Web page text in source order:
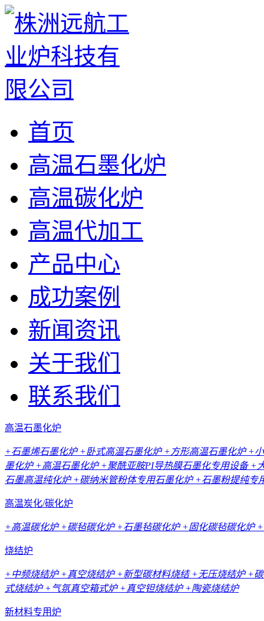
首页
高温石墨化炉
高温碳化炉
高温代加工
产品中心
成功案例
新闻资讯
关于我们
联系我们
高温石墨化炉
+石墨烯石墨化炉+卧式高温石墨化炉+方形高温石墨化炉+
墨化炉+高温石墨化炉+聚酰亚胺PI导热膜石墨化专用设备 +
石墨高温纯化炉+碳纳米管粉体专用石墨化炉+石墨粉提纯专
高温炭化/碳化炉
+高温碳化炉+碳毡碳化炉+石墨毡碳化炉+固化碳毡碳化炉
烧结炉
+中频烧结炉+真空烧结炉+新型碳材料烧结+无压烧结炉+
式烧结炉+气氛真空箱式炉+真空钽烧结炉+陶瓷烧结炉
新材料专用炉